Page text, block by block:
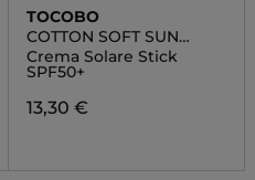
TOCOBO
COTTON SOFT SUN
STICK SPF50+
Crema Solare Stick
SPF50+
13,30 €